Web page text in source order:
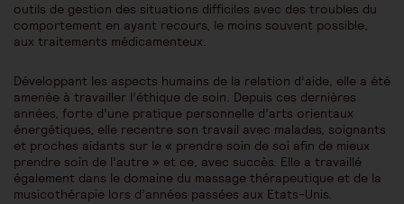
outils de gestion des situations difficiles avec des troubles du
comportement en ayant recours, le moins souvent possible,
aux traitements médicamenteux.
Développant les aspects humains de la relation d’aide, elle a été
amenée à travailler l’éthique de soin. Depuis ces dernières
années, forte d’une pratique personnelle d’arts orientaux
énergétiques, elle recentre son travail avec malades, soignants
et proches aidants sur le « prendre soin de soi afin de mieux
prendre soin de l’autre » et ce, avec succès. Elle a travaillé
également dans le domaine du massage thérapeutique et de la
musicothérapie lors d’années passées aux Etats-Unis.